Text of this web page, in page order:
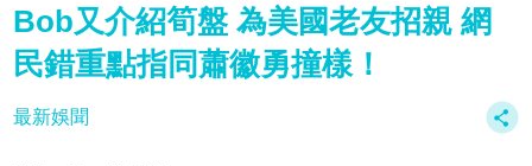
Bob又介紹筍盤 為美國老友招親 網
民錯重點指同蕭徽勇撞樣！
最新娛聞